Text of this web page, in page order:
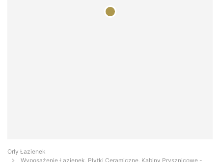
Orły Łazienek
Wyposażenie Łazienek, Płytki Ceramiczne, Kabiny Prysznicowe -